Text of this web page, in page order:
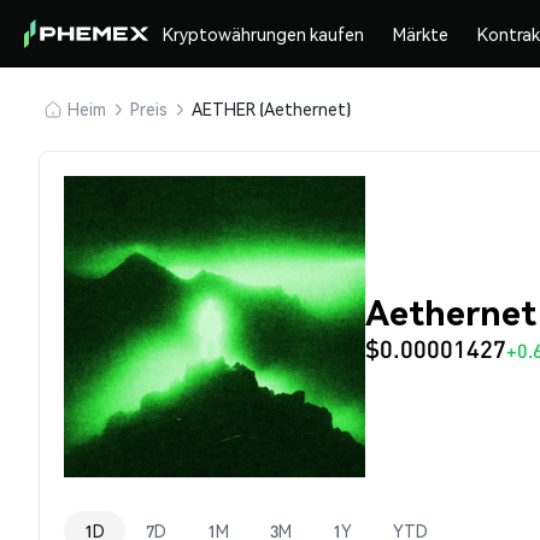
Kryptowährungen kaufen Märkte
Heim Preis AETHER (Aethernet)
Aethernet
$0.00001427
1D 7D 1M 3M 1Y YTD